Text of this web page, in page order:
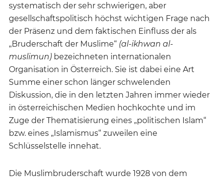
systematisch der sehr schwierigen, aber
gesellschaftspolitisch höchst wichtigen Frage nach
der Präsenz und dem faktischen Einfluss der als
„Bruderschaft der Muslime“ (al-ikhwan al-
muslimun) bezeichneten internationalen
Organisation in Österreich. Sie ist dabei eine Art
Summe einer schon länger schwelenden
Diskussion, die in den letzten Jahren immer wieder
in österreichischen Medien hochkochte und im
Zuge der Thematisierung eines „politischen Islam“
bzw. eines „Islamismus“ zuweilen eine
Schlüsselstelle innehat.
Die Muslimbruderschaft wurde 1928 von dem